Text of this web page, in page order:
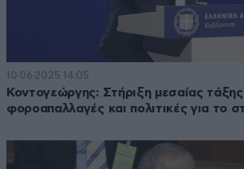
10·06·2025 14:05
Κοντογεώργης: Στήριξη μεσαίας
φοροαπαλλαγές και πολιτικές για το